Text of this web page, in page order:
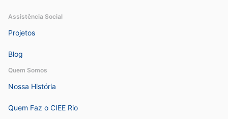
Assistência Social
Projetos
Blog
Quem Somos
Nossa História
Quem Faz o CIEE Rio